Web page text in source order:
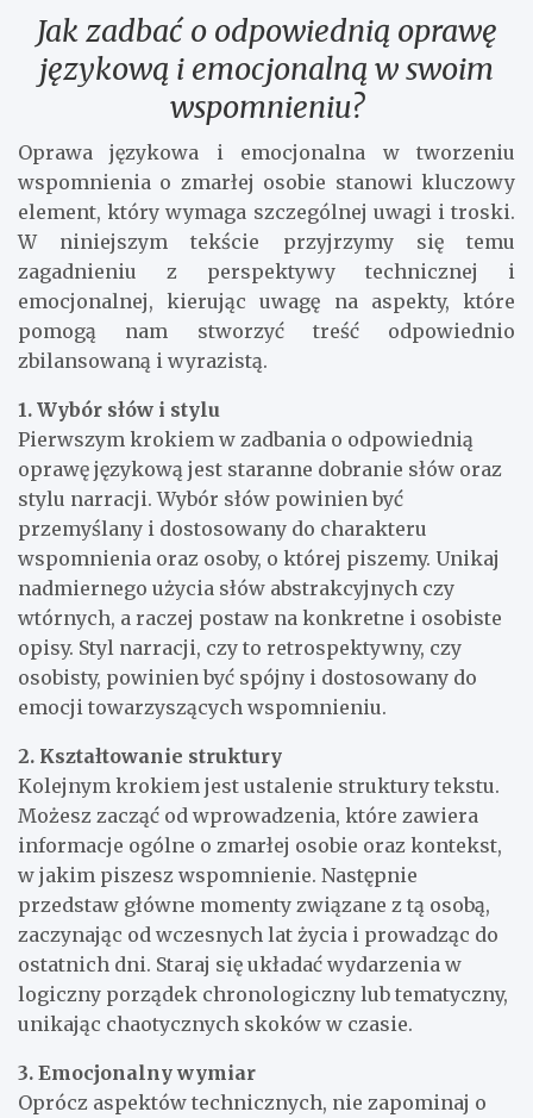
Jak zadbać o odpowiednią oprawę
językową i emocjonalną w swoim
wspomnieniu?
Oprawa językowa i emocjonalna w tworzeniu
wspomnienia o zmarłej osobie stanowi kluczowy
element, który wymaga szczególnej uwagi i troski.
W niniejszym tekście przyjrzymy się temu
zagadnieniu z perspektywy technicznej i
emocjonalnej, kierując uwagę na aspekty, które
pomogą nam stworzyć treść odpowiednio
zbilansowaną i wyrazistą.
1. Wybór słów i stylu
Pierwszym krokiem w zadbania o odpowiednią
oprawę językową jest staranne dobranie słów oraz
stylu narracji. Wybór słów powinien być
przemyślany i dostosowany do charakteru
wspomnienia oraz osoby, o której piszemy. Unikaj
nadmiernego użycia słów abstrakcyjnych czy
wtórnych, a raczej postaw na konkretne i osobiste
opisy. Styl narracji, czy to retrospektywny, czy
osobisty, powinien być spójny i dostosowany do
emocji towarzyszących wspomnieniu.
2. Kształtowanie struktury
Kolejnym krokiem jest ustalenie struktury tekstu.
Możesz zacząć od wprowadzenia, które zawiera
informacje ogólne o zmarłej osobie oraz kontekst,
w jakim piszesz wspomnienie. Następnie
przedstaw główne momenty związane z tą osobą,
zaczynając od wczesnych lat życia i prowadząc do
ostatnich dni. Staraj się układać wydarzenia w
logiczny porządek chronologiczny lub tematyczny,
unikając chaotycznych skoków w czasie.
3. Emocjonalny wymiar
Oprócz aspektów technicznych, nie zapominaj o